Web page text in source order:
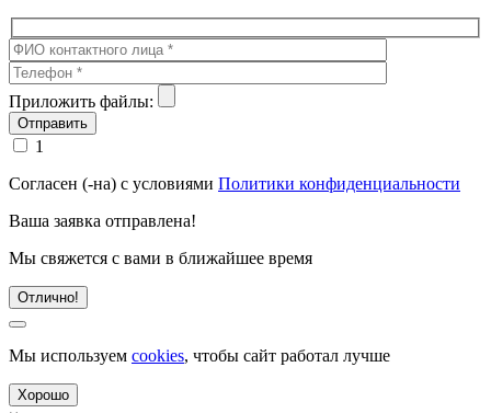
Приложить файлы:
1
Согласен (-на) с условиями Политики конфиденциальности
Ваша заявка отправлена!
Мы свяжется с вами в ближайшее время
Отлично!
Мы используем cookies, чтобы сайт работал лучше
Хорошо